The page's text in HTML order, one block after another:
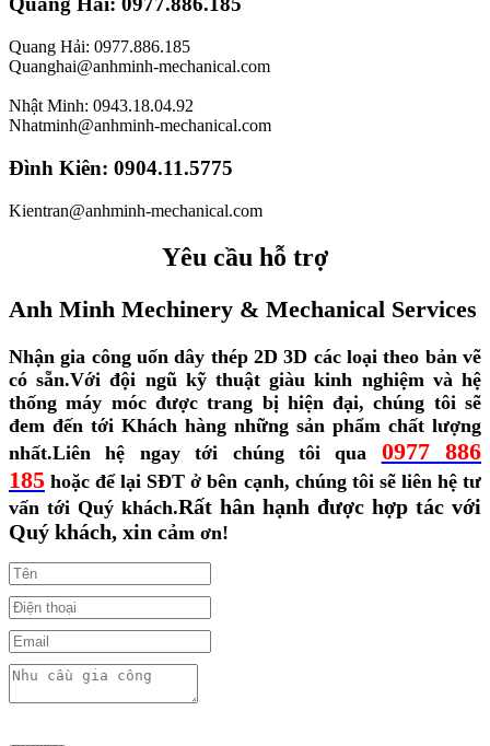
Quang Hải: 0977.886.185
Quanghai@anhminh-mechanical.com
Nhật Minh: 0943.18.04.92
Nhatminh@anhminh-mechanical.com
Đình Kiên: 0904.11.5775
Kientran@anhminh-mechanical.com
Yêu cầu hỗ trợ
Anh Minh Mechinery & Mechanical Services
Nhận gia công uốn dây thép 2D 3D các loại theo bản vẽ
có sẵn.Với đội ngũ kỹ thuật giàu kinh nghiệm và hệ
thống máy móc được trang bị hiện đại, chúng tôi sẽ
đem đến tới Khách hàng những sản phẩm chất lượng
nhất.Liên hệ ngay tới chúng tôi qua 0977 886
185 hoặc để lại SĐT ở bên cạnh, chúng tôi sẽ liên hệ tư
vấn tới Quý khách.Rất hân hạnh được hợp tác với
Quý khách, xin cảm ơn!